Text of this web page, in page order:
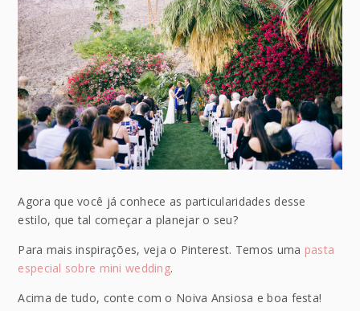
Agora que você já conhece as particularidades desse
estilo, que tal começar a planejar o seu?
Para mais inspirações, veja o Pinterest. Temos uma pasta
especial sobre mini wedding.
Acima de tudo, conte com o Noiva Ansiosa e boa festa!